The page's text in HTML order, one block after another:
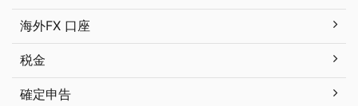
海外FX 口座
税金
確定申告